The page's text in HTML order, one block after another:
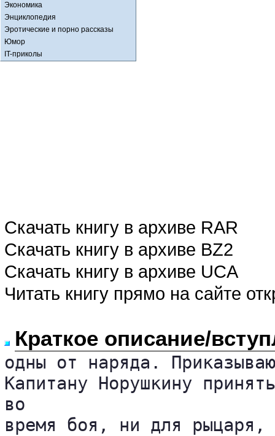
Экономика
Энциклопедия
Эротические и порно рассказы
Юмор
IT-приколы
Скачать книгу в архиве RAR
Скачать книгу в архиве BZ2
Скачать книгу в архиве UCA
Читать книгу прямо на сайте
Краткое описание/
одны от наряда.
Капитану Норушкину
во
время боя, ни для рыцаря,